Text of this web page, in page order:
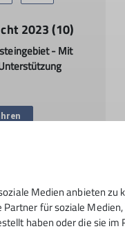
2023 (10)
- Mit
Medien anbieten
für soziale
haben oder die sie